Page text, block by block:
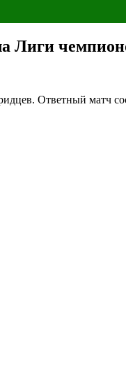
Лиги
Ответный матч